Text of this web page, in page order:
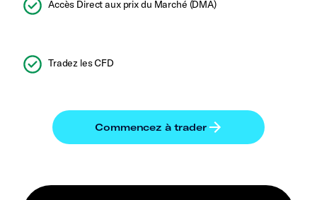
Accès Direct aux prix du Marché (DMA)
Tradez les CFD